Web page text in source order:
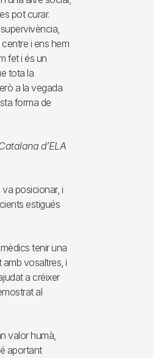
pot curar.
i ens hem
fet i és un
tota la
a la vegada
forma de
d’ELA
posicionar, i
estigués
tenir una
vosaltres, i
a créixer
al
valor humà,
aportant